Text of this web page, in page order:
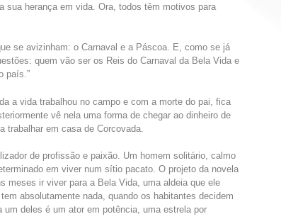
sua herança em vida. Ora, todos têm motivos para
se avizinham: o Carnaval e a Páscoa. E, como se já
quem vão ser os Reis do Carnaval da Bela Vida e
país.”
a vida trabalhou no campo e com a morte do pai, fica
vê nela uma forma de chegar ao dinheiro de
trabalhar em casa de Corcovada.
de profissão e paixão. Um homem solitário, calmo
em viver num sítio pacato. O projeto da novela
meses ir viver para a Bela Vida, uma aldeia que ele
absolutamente nada, quando os habitantes decidem
deles é um ator em potência, uma estrela por